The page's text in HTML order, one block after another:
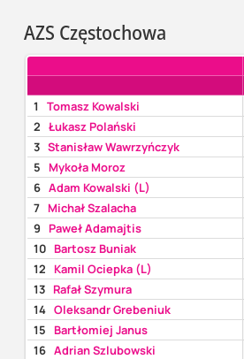
AZS Częstochowa
1 Tomasz Kowalski
2 Łukasz Polański
3 Stanisław Wawrzyńczyk
5
Mykoła Moroz
6 Adam Kowalski (L)
7 Michał Szalacha
9
Paweł Adamajtis
10 Bartosz Buniak
12
Kamil Ociepka (L)
13 Rafał Szymura
14 Oleksandr Grebeniuk
15
Bartłomiej Janus
16 Adrian Szlubowski